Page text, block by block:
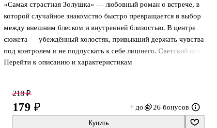
«Самая страстная Золушка» — любовный роман о встрече, в
которой случайное знакомство быстро превращается в выбор
между внешним блеском и внутренней близостью. В центре
сюжета — убеждённый холостяк, привыкший держать чувства
под контролем и не подпускать к себе лишнего. Светский вечер
становится отправной точкой для отношений, где первое
Это история о притяжении, которое возникает не по правилам, и
о людях, которым приходится разбираться не только в чужих
поступках, но и в собственных ожиданиях.
Перейти к описанию и характеристикам
218 ₽
179 ₽ + до 26 бонусов
Купить